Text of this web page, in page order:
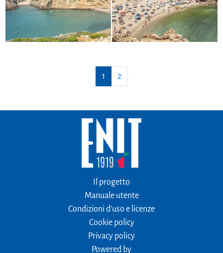
1 2
Il progetto
Manuale utente
Condizioni d'uso e licenze
Cookie policy
Privacy policy
Powered by